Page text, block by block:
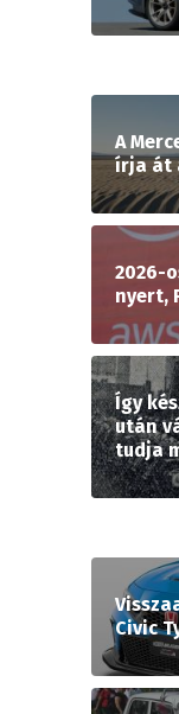
A
írja át
2026-
nyert,
Így
után
tudja
Civic